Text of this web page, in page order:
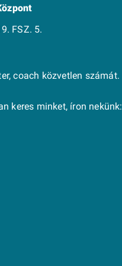
FSZ. 5.
coach közvetlen számát.
keres minket, íron nekünk: